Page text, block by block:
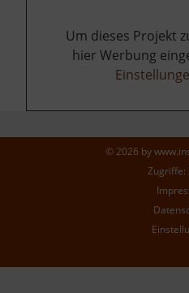
Um dieses Projekt
hier Werbung
© 2026 by
Zugriffe: